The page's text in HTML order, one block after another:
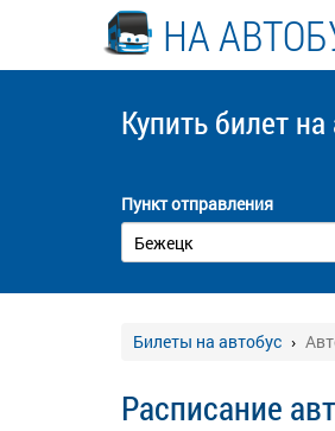
НА
Купить билет на
Пункт отправления
Билеты на автобус
Расписание